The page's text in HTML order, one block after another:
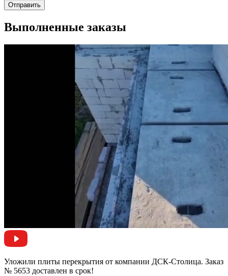
Отправить
Выполненные заказы
Уложили плиты перекрытия от компании ДСК-Столица. Заказ
№ 5653 доставлен в срок!